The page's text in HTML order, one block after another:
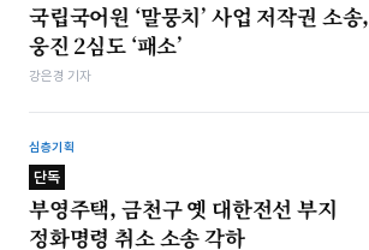
국립국어원 ‘말뭉치’ 사업 저작권 소송,
웅진 2심도 ‘패소’
강은경 기자
심층기획
단독
부영주택, 금천구 옛 대한전선 부지
정화명령 취소 소송 각하